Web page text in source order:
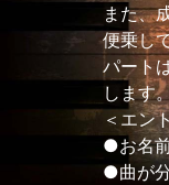
また、
便乗し
パート
します
＜エン
●お名
●曲が